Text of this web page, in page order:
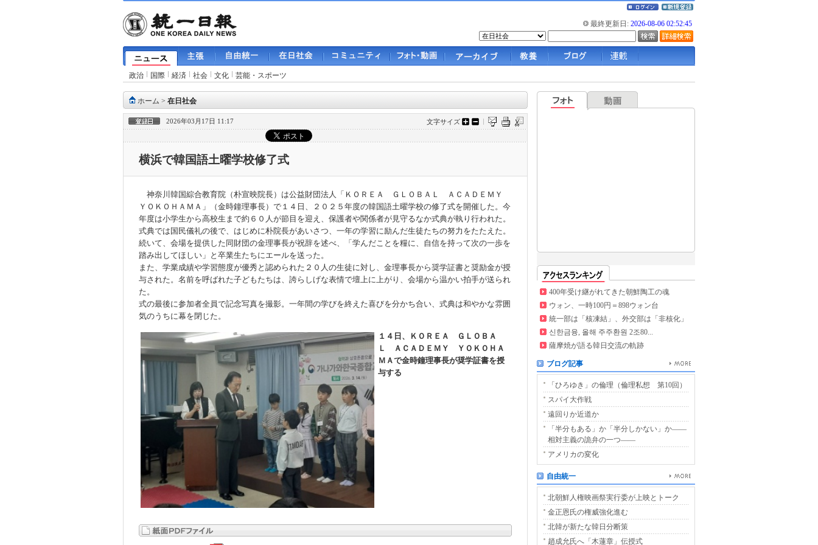
最終更新日: 2026-08-06 02:52:45
政治 国際 経済 社会 文化 芸能・スポーツ
ホーム > 在日社会
2026年03月17日 11:17 文字サイズ
横浜で韓国語土曜学校修了式
神奈川韓国綜合教育院（朴宣映院長）は公益財団法人「ＫＯＲＥＡ ＧＬＯＢＡＬ ＡＣＡＤＥＭＹ
ＹＯＫＯＨＡＭＡ」（金時鐘理事長）で１４日、２０２５年度の韓国語土曜学校の修了式を開催した。今
年度は小学生から高校生まで約６０人が節目を迎え、保護者や関係者が見守るなか式典が執り行われた。
式典では国民儀礼の後で、はじめに朴院長があいさつ、一年の学習に励んだ生徒たちの努力をたたえた。
続いて、会場を提供した同財団の金理事長が祝辞を述べ、「学んだことを糧に、自信を持って次の一歩を
踏み出してほしい」と卒業生たちにエールを送った。
また、学業成績や学習態度が優秀と認められた２０人の生徒に対し、金理事長から奨学証書と奨励金が授
与された。名前を呼ばれた子どもたちは、誇らしげな表情で壇上に上がり、会場から温かい拍手が送られ
た。
式の最後に参加者全員で記念写真を撮影。一年間の学びを終えた喜びを分かち合い、式典は和やかな雰囲
気のうちに幕を閉じた。
１４日、ＫＯＲＥＡ ＧＬＯＢＡ
Ｌ ＡＣＡＤＥＭＹ ＹＯＫＯＨＡ
ＭＡで金時鐘理事長が奨学証書を授
与する
400年受け継がれてきた朝鮮陶工の魂
ウォン、一時100円＝898ウォン台
統一部は「核凍結」、外交部は「非核化」
신한금융, 올해 주주환원 2조80...
薩摩焼が語る韓日交流の軌跡
ブログ記事
「ひろゆき」の倫理（倫理私想 第10回）
スパイ大作戦
遠回りか近道か
「半分もある」か「半分しかない」か――
相対主義の詭弁の一つ――
アメリカの変化
自由統一
北朝鮮人権映画祭実行委が上映とトーク
金正恩氏の権威強化進む
北韓が新たな韓日分断策
趙成允氏へ「木蓮章」伝授式